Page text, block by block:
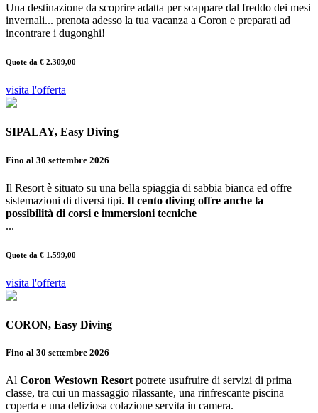
Una destinazione da scoprire adatta per scappare dal freddo dei mesi
invernali... prenota adesso la tua vacanza a Coron e preparati ad
incontrare i dugonghi!
Quote da € 2.309,00
visita l'offerta
SIPALAY, Easy Diving
Fino al 30 settembre 2026
Il Resort è situato su una bella spiaggia di sabbia bianca ed offre
sistemazioni di diversi tipi. Il cento diving offre anche la
possibilità di corsi e immersioni tecniche
...
Quote da € 1.599,00
visita l'offerta
CORON, Easy Diving
Fino al 30 settembre 2026
Al Coron Westown Resort potrete usufruire di servizi di prima
classe, tra cui un massaggio rilassante, una rinfrescante piscina
coperta e una deliziosa colazione servita in camera.